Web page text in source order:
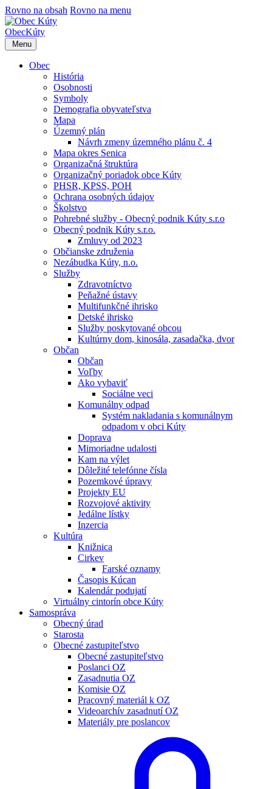
Rovno na obsah Rovno na menu
ObecKúty
Menu
Obec
História
Osobnosti
Symboly
Demografia obyvateľstva
Mapa
Územný plán
Návrh zmeny územného plánu č. 4
Mapa okres Senica
Organizačná štruktúra
Organizačný poriadok obce Kúty
PHSR, KPSS, POH
Ochrana osobných údajov
Školstvo
Pohrebné služby - Obecný podnik Kúty s.r.o
Obecný podnik Kúty s.r.o.
Zmluvy od 2023
Občianske združenia
Nezábudka Kúty, n.o.
Služby
Zdravotníctvo
Peňažné ústavy
Multifunkčné ihrisko
Detské ihrisko
Služby poskytované obcou
Kultúrny dom, kinosála, zasadačka, dvor
Občan
Občan
Voľby
Ako vybaviť
Sociálne veci
Komunálny odpad
Systém nakladania s komunálnym
odpadom v obci Kúty
Doprava
Mimoriadne udalosti
Kam na výlet
Dôležité telefónne čísla
Pozemkové úpravy
Projekty EU
Rozvojové aktivity
Jedálne lístky
Inzercia
Kultúra
Knižnica
Cirkev
Farské oznamy
Časopis Kúcan
Kalendár podujatí
Virtuálny cintorín obce Kúty
Samospráva
Obecný úrad
Starosta
Obecné zastupiteľstvo
Obecné zastupiteľstvo
Poslanci OZ
Zasadnutia OZ
Komisie OZ
Pracovný materiál k OZ
Videoarchív zasadnutí OZ
Materiály pre poslancov